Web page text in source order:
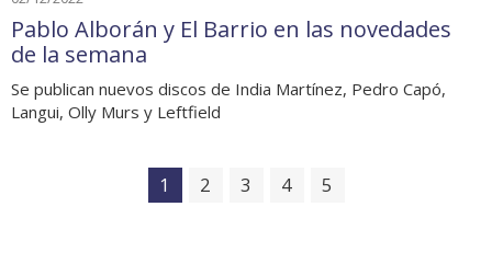
Pablo Alborán y El Barrio en las novedades
de la semana
Se publican nuevos discos de India Martínez, Pedro Capó,
Langui, Olly Murs y Leftfield
1 2 3 4 5